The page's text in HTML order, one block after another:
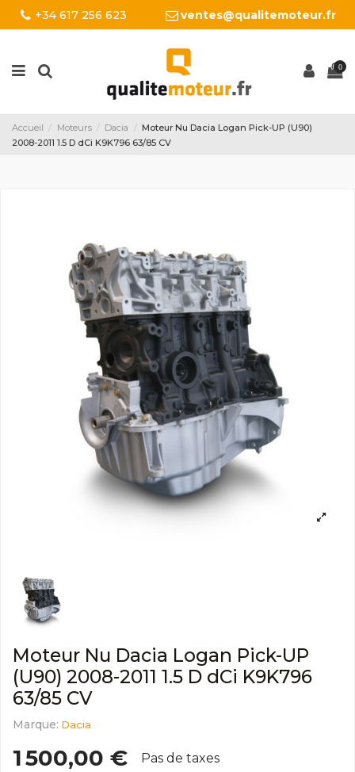
+34 617 256 623 ventes@qualitemoteur.fr
0
Accueil Moteurs Dacia
Moteur Nu Dacia Logan Pick-UP (U90)
2008-2011 1.5 D dCi K9K796 63/85 CV
Moteur Nu Dacia Logan Pick-UP
(U90) 2008-2011 1.5 D dCi K9K796
63/85 CV
Marque: Dacia
1 500,00 € Pas de taxes